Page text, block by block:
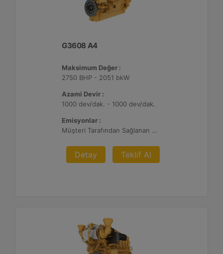
G3608 A4
Maksimum Değer :
2750 BHP - 2051 bkW
Azami Devir :
1000 dev/dak. - 1000 dev/dak.
Emisyonlar :
Müşteri Tarafından Sağlanan Atık Arıtma ile NSPS Saha Uyumluluğuna Sahiptir, 0,3 g ve 0,5 g/bhp-sa. NOx
Detay Teklif Al